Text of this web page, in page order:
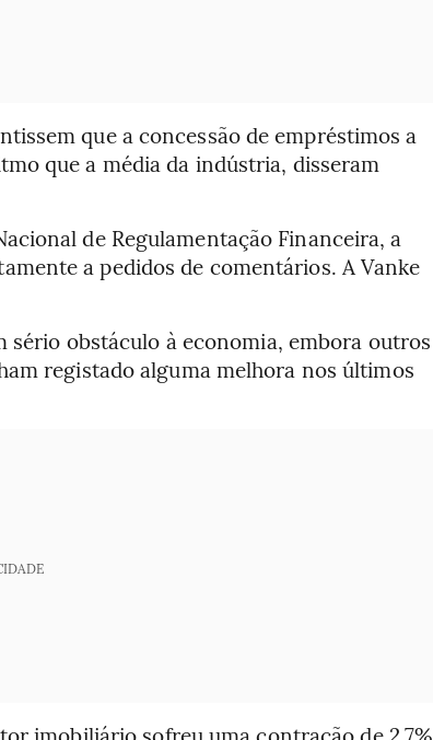
que a concessão de empréstimos a
que a média da indústria, disseram
de Regulamentação Financeira, a
a pedidos de comentários. A Vanke
obstáculo à economia, embora outros
registado alguma melhora nos últimos